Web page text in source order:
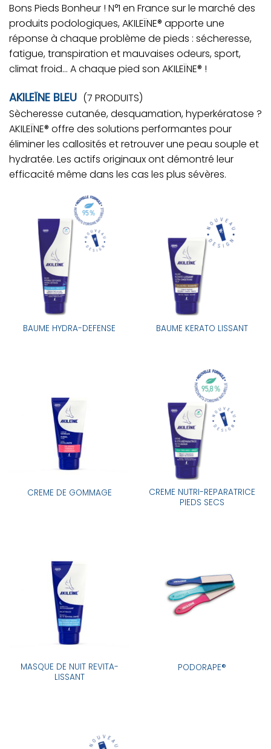
Bons Pieds Bonheur ! N°1 en France sur le marché des
produits podologiques, AKILEÏNE® apporte une
réponse à chaque problème de pieds : sécheresse,
fatigue, transpiration et mauvaises odeurs, sport,
climat froid… A chaque pied son AKILEÏNE® !
AKILEÏNE BLEU (7 PRODUITS)
Sècheresse cutanée, desquamation, hyperkératose ?
AKILEÏNE® offre des solutions performantes pour
éliminer les callosités et retrouver une peau souple et
hydratée. Les actifs originaux ont démontré leur
efficacité même dans les cas les plus sévères.
BAUME HYDRA-DEFENSE BAUME KERATO LISSANT
CREME DE GOMMAGE
CREME NUTRI-REPARATRICE
PIEDS SECS
MASQUE DE NUIT REVITA-
LISSANT
PODORAPE®